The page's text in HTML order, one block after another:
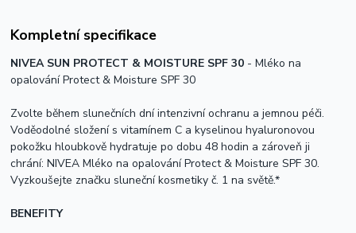
Kompletní specifikace
NIVEA SUN PROTECT & MOISTURE SPF 30 - Mléko na
opalováníProtect& Moisture SPF 30
Zvolte během slunečních dní intenzivní ochranu a jemnou péči.
Voděodolné složení s vitamínem C a kyselinouhyaluronovou
pokožku hloubkověhydratuje po dobu 48 hodin a zároveň ji
chrání:NIVEA Mléko na opalováníProtect& Moisture SPF 30.
Vyzkoušejte značku sluneční kosmetiky č. 1 na světě.*
BENEFITY